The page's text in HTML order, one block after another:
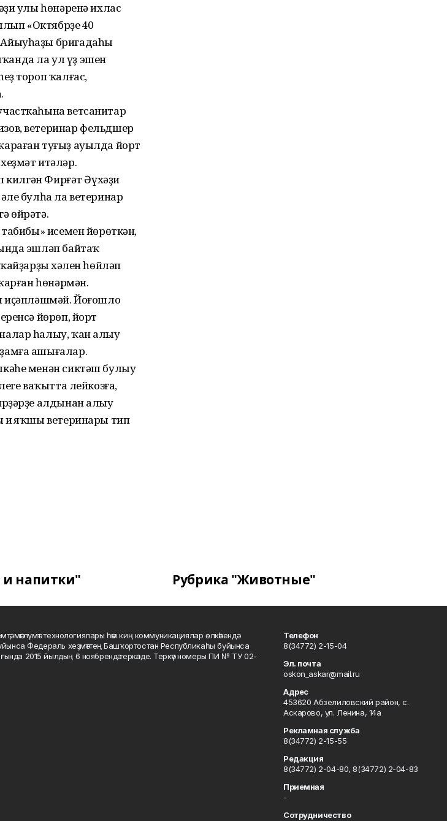
улы һөнәренә ихлас
«Октябрҙең 40
бригадаһы
ла ул үҙ эшен
тороп ҡалғас,
ветсанитар
ветеринар фельдшер
туғыҙ ауылда йорт
итәләр.
килгән Фирғәт Әүхәҙи
булһа ла ветеринар
өйрәтә.
исемен йөрөткән,
эшләп байтаҡ
хәлен һөйләп
һөнәрмән.
иҫәпләшмәй. Йоғошло
йөрөп, йорт
һалыу, ҡан алыу
ашығалар.
менән сиктәш булыу
ваҡытта лейкозға,
алдынан алыу
яҡшы ветеринары тип
и напитки" Рубрика "Животные"
мәғлүмәт технологиялары һәм киң коммуникациялар өлкәһендә
Федераль хеҙмәттең Башҡортостан Республикаһы буйынса
2015 йылдың 6 ноябрендә теркәлде. Теркәү номеры ПИ № ТУ 02-
Телефон
8(34772) 2-15-04
Эл. почта
oskon_askar@mail.ru
Адрес
453620 Абзелиловский район, с.
Аскарово, ул. Ленина, 14а
Рекламная служба
8(34772) 2-15-55
Редакция
8(34772) 2-04-80, 8(34772) 2-04-83
Приемная
-
Сотрудничество